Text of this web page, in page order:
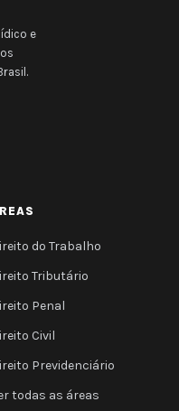
e
do Trabalho
Tributário
Penal
Civil
Previdenciário
todas as áreas